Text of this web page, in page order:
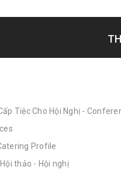
Tiệc Cho Hội Nghị -
Profile
thảo - Hội nghị